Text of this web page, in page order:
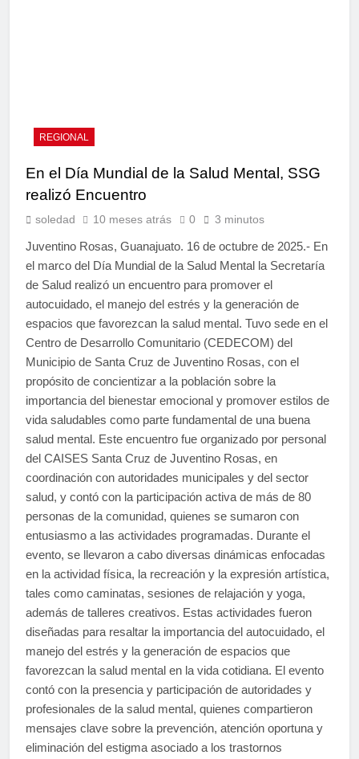
REGIONAL
En el Día Mundial de la Salud Mental, SSG
realizó Encuentro
soledad 10 meses atrás 0 3 minutos
Juventino Rosas, Guanajuato. 16 de octubre de 2025.- En
el marco del Día Mundial de la Salud Mental la Secretaría
de Salud realizó un encuentro para promover el
autocuidado, el manejo del estrés y la generación de
espacios que favorezcan la salud mental. Tuvo sede en el
Centro de Desarrollo Comunitario (CEDECOM) del
Municipio de Santa Cruz de Juventino Rosas, con el
propósito de concientizar a la población sobre la
importancia del bienestar emocional y promover estilos de
vida saludables como parte fundamental de una buena
salud mental. Este encuentro fue organizado por personal
del CAISES Santa Cruz de Juventino Rosas, en
coordinación con autoridades municipales y del sector
salud, y contó con la participación activa de más de 80
personas de la comunidad, quienes se sumaron con
entusiasmo a las actividades programadas. Durante el
evento, se llevaron a cabo diversas dinámicas enfocadas
en la actividad física, la recreación y la expresión artística,
tales como caminatas, sesiones de relajación y yoga,
además de talleres creativos. Estas actividades fueron
diseñadas para resaltar la importancia del autocuidado, el
manejo del estrés y la generación de espacios que
favorezcan la salud mental en la vida cotidiana. El evento
contó con la presencia y participación de autoridades y
profesionales de la salud mental, quienes compartieron
mensajes clave sobre la prevención, atención oportuna y
eliminación del estigma asociado a los trastornos